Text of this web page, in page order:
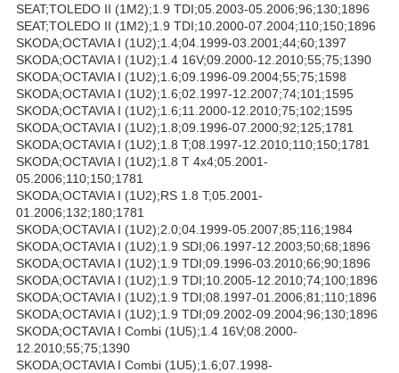
SEAT;TOLEDO II (1M2);1.9 TDI;05.2003-05.2006;96;130;1896
SEAT;TOLEDO II (1M2);1.9 TDI;10.2000-07.2004;110;150;1896
SKODA;OCTAVIA I (1U2);1.4;04.1999-03.2001;44;60;1397
SKODA;OCTAVIA I (1U2);1.4 16V;09.2000-12.2010;55;75;1390
SKODA;OCTAVIA I (1U2);1.6;09.1996-09.2004;55;75;1598
SKODA;OCTAVIA I (1U2);1.6;02.1997-12.2007;74;101;1595
SKODA;OCTAVIA I (1U2);1.6;11.2000-12.2010;75;102;1595
SKODA;OCTAVIA I (1U2);1.8;09.1996-07.2000;92;125;1781
SKODA;OCTAVIA I (1U2);1.8 T;08.1997-12.2010;110;150;1781
SKODA;OCTAVIA I (1U2);1.8 T 4x4;05.2001-
05.2006;110;150;1781
SKODA;OCTAVIA I (1U2);RS 1.8 T;05.2001-
01.2006;132;180;1781
SKODA;OCTAVIA I (1U2);2.0;04.1999-05.2007;85;116;1984
SKODA;OCTAVIA I (1U2);1.9 SDI;06.1997-12.2003;50;68;1896
SKODA;OCTAVIA I (1U2);1.9 TDI;09.1996-03.2010;66;90;1896
SKODA;OCTAVIA I (1U2);1.9 TDI;10.2005-12.2010;74;100;1896
SKODA;OCTAVIA I (1U2);1.9 TDI;08.1997-01.2006;81;110;1896
SKODA;OCTAVIA I (1U2);1.9 TDI;09.2002-09.2004;96;130;1896
SKODA;OCTAVIA I Combi (1U5);1.4 16V;08.2000-
12.2010;55;75;1390
SKODA;OCTAVIA I Combi (1U5);1.6;07.1998-